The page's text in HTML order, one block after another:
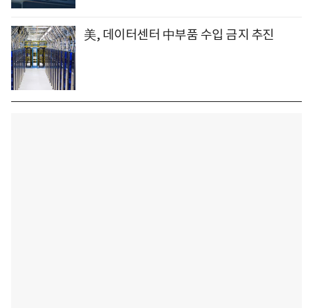
美, 데이터센터 中부품 수입 금지 추진